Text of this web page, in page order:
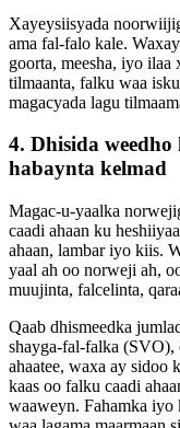
Xayeysiisyada
ama fal-falo kale.
goorta, meesha, iyo
tilmaanta, falku waa
magacyada lagu
4. Dhisida
habaynta kelmad
Magac-u-yaalka
caadi ahaan ku
ahaan, lambar iyo kiis.
yaal ah oo norweji ah,
muujinta, falcelinta,
Qaab dhismeedka
shayga-fal-falka (SVO),
ahaatee, waxa ay sidoo
kaas oo falku caadi
waaweyn. Fahamka iyo